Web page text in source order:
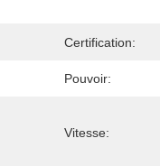
Certification:
Pouvoir:
Vitesse: